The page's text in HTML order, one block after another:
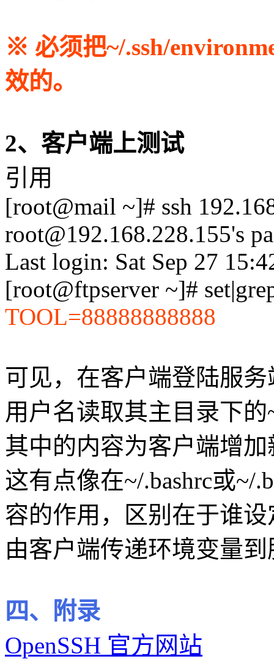
※ 必须把~/.ssh/
效的。
2、客户端上测试
引用
[root@mail ~]# ssh
root@192.168.228.155's
Last login: Sat Sep 27
[root@ftpserver ~]#
TOOL=88888888888
可见，在客户端登陆服
用户名读取其主目录下的
其中的内容为客户端增
这有点像在~/.bashrc或~/
容的作用，区别在于谁
由客户端传递环境变量
四、附录
OpenSSH 官方网站